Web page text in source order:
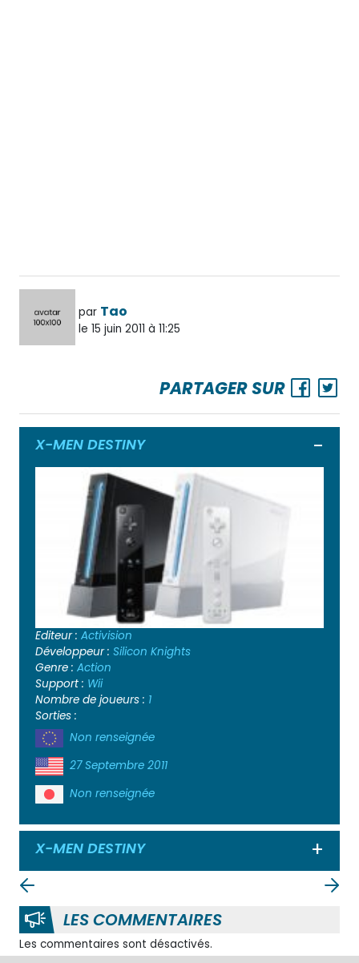
par Tao
le 15 juin 2011 à 11:25
PARTAGER SUR
X-MEN DESTINY
Editeur : Activision
Développeur : Silicon Knights
Genre : Action
Support : Wii
Nombre de joueurs : 1
Sorties :
Non renseignée
27 Septembre 2011
Non renseignée
X-MEN DESTINY
LES COMMENTAIRES
Les commentaires sont désactivés.